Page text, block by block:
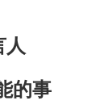
人
的事